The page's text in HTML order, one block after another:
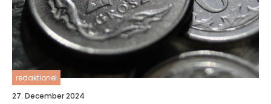
redaktionel
27. December 2024